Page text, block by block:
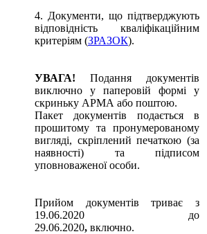
4. Документи, що підтверджують
відповідність кваліфікаційним
критеріям (ЗРАЗОК).
УВАГА! Подання документів
виключно у паперовій формі у
скриньку АРМА або поштою.
Пакет документів подається в
прошитому та пронумерованому
вигляді, скріплений печаткою (за
наявності) та підписом
уповноваженої особи.
Прийом документів триває з
19.06.2020 до
29.06.2020, включно.